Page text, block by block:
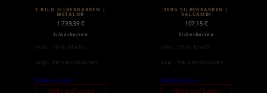
1 KILO SILBERBARREN |
METALOR
1.739,39€
Silberbarren
inkl. 19 % MwSt.
zzgl. Versandkosten
Weiterlesen
Nicht auf Lager
100G SILBERBARREN |
VALCAMBI
107,15€
Silberbarren
inkl. 19 % MwSt.
zzgl. Versandkosten
Weiterlesen
Nicht auf Lager